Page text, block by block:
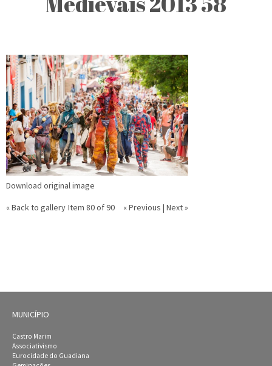
Download original image
« Back to gallery Item 80 of 90 « Previous | Next »
MUNICÍPIO
Castro Marim
Associativismo
Eurocidade do Guadiana